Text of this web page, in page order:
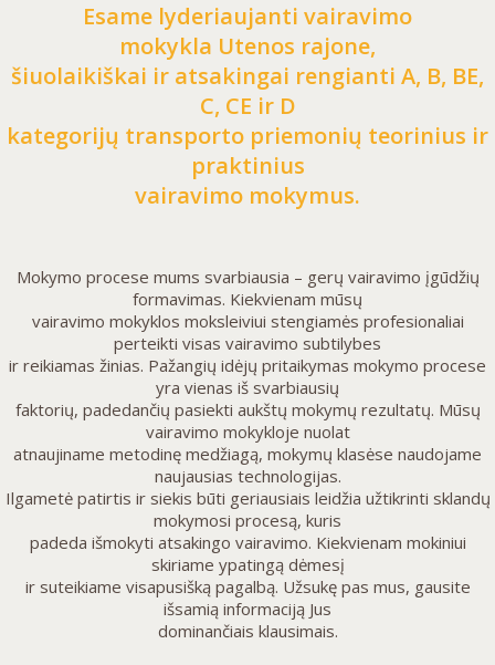
Esame lyderiaujanti vairavimo
mokykla Utenos rajone,
šiuolaikiškai ir atsakingai rengianti A, B, BE,
C, CE ir D
kategorijų transporto priemonių teorinius ir
praktinius
vairavimo mokymus.
Mokymo procese mums svarbiausia – gerų vairavimo įgūdžių
formavimas. Kiekvienam mūsų
vairavimo mokyklos moksleiviui stengiamės profesionaliai
perteikti visas vairavimo subtilybes
ir reikiamas žinias. Pažangių idėjų pritaikymas mokymo procese
yra vienas iš svarbiausių
faktorių, padedančių pasiekti aukštų mokymų rezultatų. Mūsų
vairavimo mokykloje nuolat
atnaujiname metodinę medžiagą, mokymų klasėse naudojame
naujausias technologijas.
Ilgametė patirtis ir siekis būti geriausiais leidžia užtikrinti sklandų
mokymosi procesą, kuris
padeda išmokyti atsakingo vairavimo. Kiekvienam mokiniui
skiriame ypatingą dėmesį
ir suteikiame visapusišką pagalbą. Užsukę pas mus, gausite
išsamią informaciją Jus
dominančiais klausimais.